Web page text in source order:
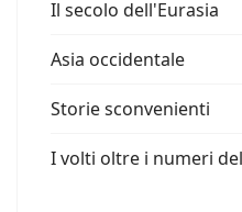
Il secolo dell'Eurasia
Asia occidentale
Storie sconvenienti
I volti oltre i numeri